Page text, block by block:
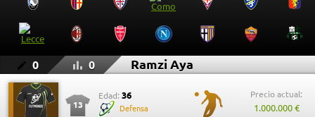
0 0 Ramzi Aya
13
Edad: 36
Defensa
Precio actual:
1.000.000 €